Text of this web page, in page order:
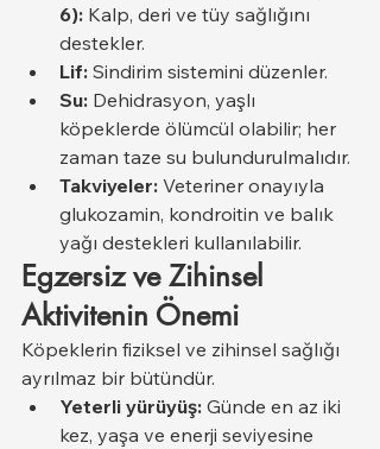
6): Kalp, deri ve tüy sağlığını
destekler.
Lif: Sindirim sistemini düzenler.
Su: Dehidrasyon, yaşlı
köpeklerde ölümcül olabilir; her
zaman taze su bulundurulmalıdır.
Takviyeler: Veteriner onayıyla
glukozamin, kondroitin ve balık
yağı destekleri kullanılabilir.
Egzersiz ve Zihinsel
Aktivitenin Önemi
Köpeklerin fiziksel ve zihinsel sağlığı
ayrılmaz bir bütündür.
Yeterli yürüyüş: Günde en az iki
kez, yaşa ve enerji seviyesine